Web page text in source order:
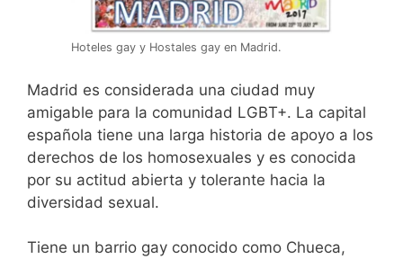
Hoteles gay y Hostales gay en Madrid.
Madrid es considerada una ciudad muy
amigable para la comunidad LGBT+. La capital
española tiene una larga historia de apoyo a los
derechos de los homosexuales y es conocida
por su actitud abierta y tolerante hacia la
diversidad sexual.
Tiene un barrio gay conocido como Chueca,